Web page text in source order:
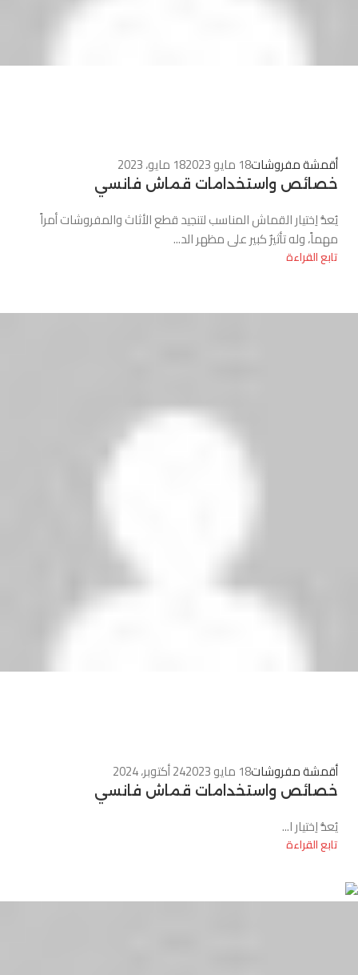
أقمشة مفروشات18 مايو 2023 18 مايو، 2023
خصائص واستخدامات قماش فانسي
يُعدُّ اِختيار القماش المناسب لتنجيد قطع الأثاث والمفروشات أمراً
مهماً، وله تأثيرٌ كبير على مظهر الد...
تابع القراءة
أقمشة مفروشات18 مايو 2023 24 أكتوبر، 2024
خصائص واستخدامات قماش فانسي
يُعدُّ اِختيار ا...
تابع القراءة